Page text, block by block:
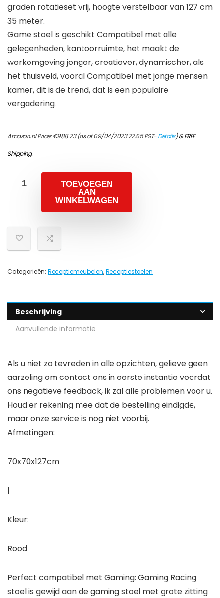
graden rotatieset vrij, hoogte verstelbaar van 127 cm
35 meter.
Game stoel is geschikt Compatibel met alle
gelegenheden, kantoorruimte, het maakt de
werkomgeving jonger, creatiever, dynamischer, als
het thuisveld, vooral Compatibel met jonge mensen
kamer, dit is de trend, dat is een populaire
vergadering.
Amazon.nl Price:€988.23(as of 09/04/2023 22:05 PST-Details)&FREE
Shipping.
TOEVOEGEN
AAN
WINKELWAGEN
Categorieën: Receptiemeubelen,Receptiestoelen
Beschrijving
Aanvullende informatie
Als u niet zo tevreden in alle opzichten, gelieve geen
aarzeling om contact ons in eerste instantie voordat
ons negatieve feedback, ik zal alle problemen voor u.
Houd er rekening mee dat de bestelling eindigde,
maar onze service is nog niet voorbij.
Afmetingen:
70x70x127cm
|
Kleur:
Rood
Perfect compatibel met Gaming: Gaming Racing
stoel is gewijd aan de gaming stoel met grote zitting